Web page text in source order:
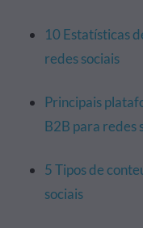
10 Estatísticas
redes sociais
Principais
B2B para redes
5 Tipos de
sociais